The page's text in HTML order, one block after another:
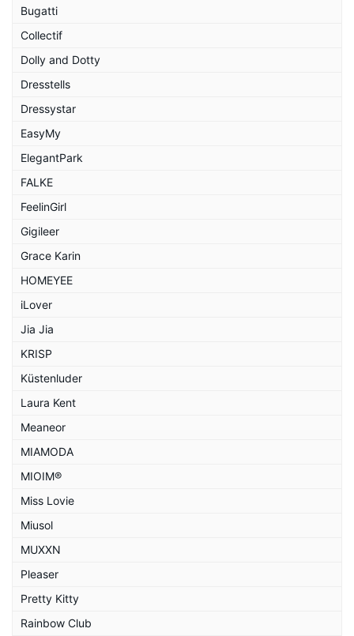
Bugatti
Collectif
Dolly and Dotty
Dresstells
Dressystar
EasyMy
ElegantPark
FALKE
FeelinGirl
Gigileer
Grace Karin
HOMEYEE
iLover
Jia Jia
KRISP
Küstenluder
Laura Kent
Meaneor
MIAMODA
MIOIM®
Miss Lovie
Miusol
MUXXN
Pleaser
Pretty Kitty
Rainbow Club